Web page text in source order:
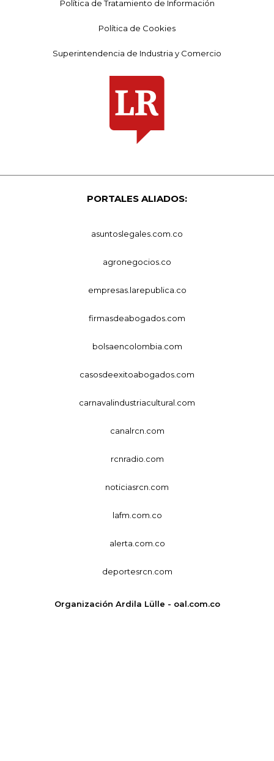
Política de Tratamiento de Información
Política de Cookies
Superintendencia de Industria y Comercio
PORTALES ALIADOS:
asuntoslegales.com.co
agronegocios.co
empresas.larepublica.co
firmasdeabogados.com
bolsaencolombia.com
casosdeexitoabogados.com
carnavalindustriacultural.com
canalrcn.com
rcnradio.com
noticiasrcn.com
lafm.com.co
alerta.com.co
deportesrcn.com
Organización Ardila Lülle - oal.com.co